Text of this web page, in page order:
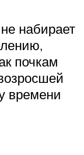
набирает
почкам
времени